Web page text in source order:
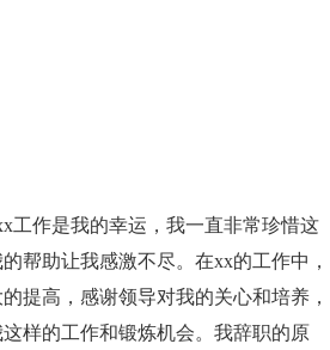
工作是我的幸运，我一直非常珍惜这
帮助让我感激不尽。在xx的工作中，
提高，感谢领导对我的关心和培养，
样的工作和锻炼机会。我辞职的原